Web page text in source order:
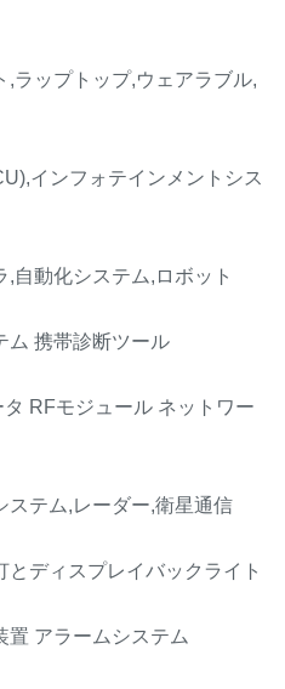
ラップトップ,ウェアラブル,
インフォテインメントシス
自動化システム,ロボット
ム 携帯診断ツール
RFモジュール ネットワー
ステム,レーダー,衛星通信
ディスプレイバックライト
置 アラームシステム